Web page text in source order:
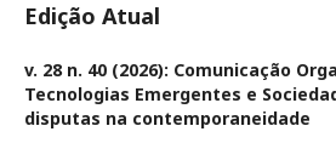
Edição Atual
v. 28 n. 40 (2026): Comunicação
Tecnologias Emergentes e
disputas na contemporaneidade